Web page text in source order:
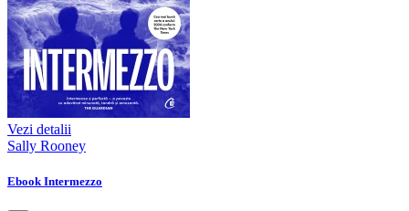
Vezi detalii
Sally Rooney
Ebook Intermezzo